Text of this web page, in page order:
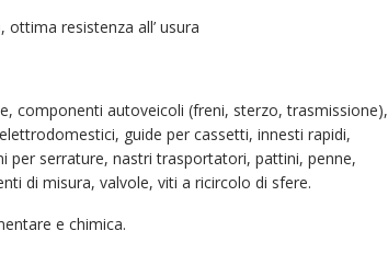
ottima resistenza all’ usura
componenti autoveicoli (freni, sterzo, trasmissione),
guide per cassetti, innesti rapidi,
per serrature, nastri trasportatori, pattini, penne,
di misura, valvole, viti a ricircolo di sfere.
e chimica.